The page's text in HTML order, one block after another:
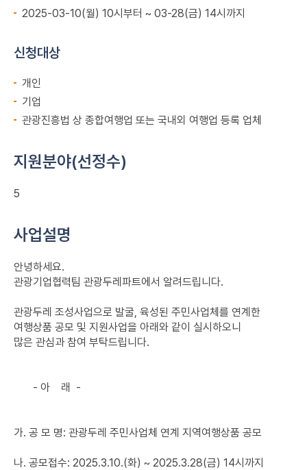
2025-03-10(월) 10시부터 ~ 03-28(금) 14시까지
신청대상
개인
기업
관광진흥법 상 종합여행업 또는 국내외 여행업 등록 업체
지원분야(선정수)
5
사업설명
안녕하세요.
관광기업협력팀 관광두레파트에서 알려드립니다.
관광두레 조성사업으로 발굴, 육성된 주민사업체를 연계한
여행상품 공모 및 지원사업을 아래와 같이 실시하오니
많은 관심과 참여 부탁드립니다.
- 아 래 -
가. 공 모 명: 관광두레 주민사업체 연계 지역여행상품 공모
나. 공모접수: 2025.3.10.(화) ~ 2025.3.28(금) 14시까지